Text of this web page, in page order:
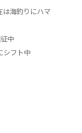
は海釣りにハマ
中
シフト中